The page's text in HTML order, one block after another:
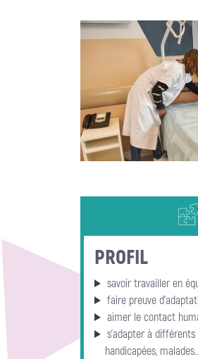
PROFIL
savoir travailler en
faire preuve
aimer le contact
s'adapter à différents
handicapées,